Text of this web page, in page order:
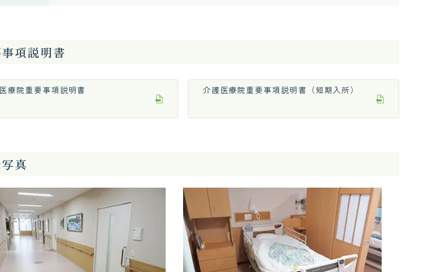
項説明書
療院重要事項説明書 介護医療院重要事項説明書（短期入所）
真